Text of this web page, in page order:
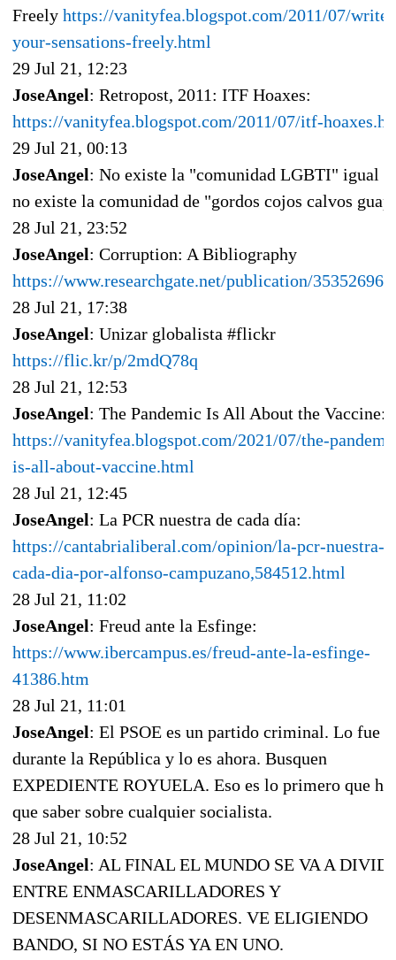
Freely https://vanityfea.blogspot.com/2011/07/write-
your-sensations-freely.html
29 Jul 21, 12:23
JoseAngel: Retropost, 2011: ITF Hoaxes:
https://vanityfea.blogspot.com/2011/07/itf-
29 Jul 21, 00:13
JoseAngel: No existe la "comunidad LGBTI" igual
no existe la comunidad de "gordos cojos calvos
28 Jul 21, 23:52
JoseAngel: Corruption: A Bibliography
https://www.researchgate.net/publication/353526967
28 Jul 21, 17:38
JoseAngel: Unizar globalista #flickr
https://flic.kr/p/2mdQ78q
28 Jul 21, 12:53
JoseAngel: The Pandemic Is All About the Vaccine:
https://vanityfea.blogspot.com/2021/07/the-
is-all-about-vaccine.html
28 Jul 21, 12:45
JoseAngel: La PCR nuestra de cada día:
https://cantabrialiberal.com/opinion/la-pcr-nuestra-
cada-dia-por-alfonso-campuzano,584512.html
28 Jul 21, 11:02
JoseAngel: Freud ante la Esfinge:
https://www.ibercampus.es/freud-ante-la-esfinge-
41386.htm
28 Jul 21, 11:01
JoseAngel: El PSOE es un partido criminal. Lo fue
durante la República y lo es ahora. Busquen
EXPEDIENTE ROYUELA. Eso es lo primero que
que saber sobre cualquier socialista.
28 Jul 21, 10:52
JoseAngel: AL FINAL EL MUNDO SE VA A
ENTRE ENMASCARILLADORES Y
DESENMASCARILLADORES. VE ELIGIENDO
BANDO, SI NO ESTÁS YA EN UNO.